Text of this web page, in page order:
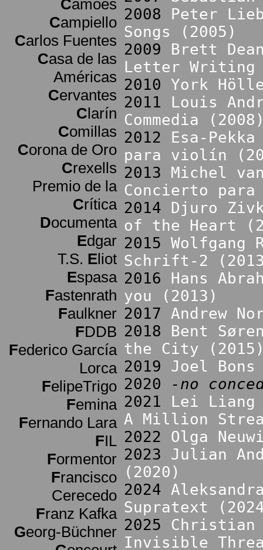
Camoes
Campiello
Carlos Fuentes
Casa de las
Américas
Cervantes
Clarín
Comillas
Corona de Oro
Crexells
Premio de la
Crítica
Documenta
Edgar
T.S. Eliot
Espasa
Fastenrath
Faulkner
FDDB
Federico García
Lorca
FelipeTrigo
Femina
Fernando Lara
FIL
Formentor
Francisco
Cerecedo
Franz Kafka
Georg-Büchner
2008 Peter
Songs (2005)
2009 Brett
Letter Writing
2010 York
2011 Louis
Commedia
2012 Esa-
para violín
2013 Michel
Concierto
2014 Djuro
of the Heart
2015 Wolfgang
Schrift-2
2016 Hans
you (2013)
2017 Andrew
2018 Bent
the City
2019 Joel Bons
2020
-no
2021 Lei Liang
A Million
2022 Olga
2023 Julian
(2020)
2024
Supratext
2025 Christian
Invisible